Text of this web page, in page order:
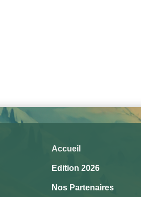
Accueil
Edition 2026
Nos Partenaires